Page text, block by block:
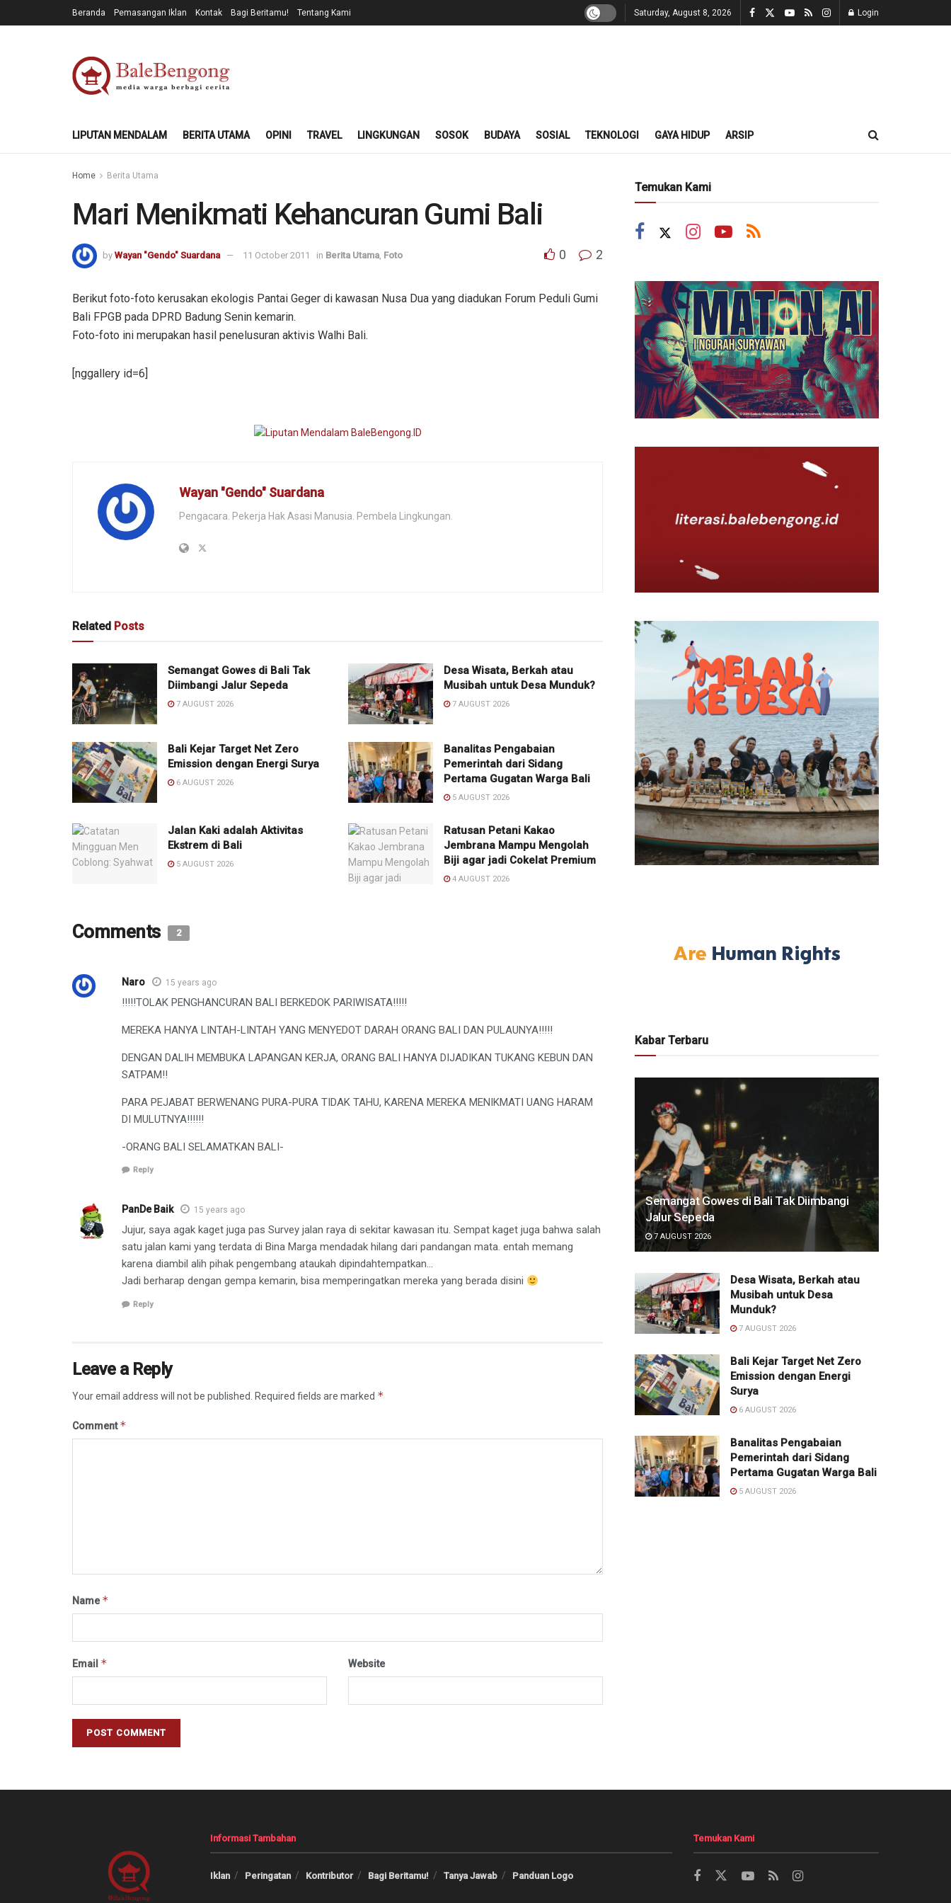
Beranda Pemasangan Iklan Kontak Bagi Beritamu! Tentang Kami Saturday, August 8, 2026 Login
LIPUTAN MENDALAM BERITA UTAMA OPINI TRAVEL LINGKUNGAN SOSOK BUDAYA SOSIAL TEKNOLOGI GAYA HIDUP ARSIP
Home Berita Utama
Mari Menikmati Kehancuran Gumi Bali
by Wayan "Gendo" Suardana 11 October 2011 in Berita Utama Foto 0 2
Berikut foto-foto kerusakan ekologis Pantai Geger di kawasan Nusa Dua yang diadukan Forum Peduli Gumi
Bali FPGB pada DPRD Badung Senin kemarin.
Foto-foto ini merupakan hasil penelusuran aktivis Walhi Bali.
[nggallery id=6]
Wayan "Gendo" Suardana
Pengacara. Pekerja Hak Asasi Manusia. Pembela Lingkungan.
Related Posts
Semangat Gowes di Bali Tak
Diimbangi Jalur Sepeda
7 AUGUST 2026
Desa Wisata, Berkah atau
Musibah untuk Desa Munduk?
7 AUGUST 2026
Bali Kejar Target Net Zero
Emission dengan Energi Surya
6 AUGUST 2026
Banalitas Pengabaian
Pemerintah dari Sidang
Pertama Gugatan Warga Bali
5 AUGUST 2026
Jalan Kaki adalah Aktivitas
Ekstrem di Bali
5 AUGUST 2026
Ratusan Petani Kakao
Jembrana Mampu Mengolah
Biji agar jadi Cokelat Premium
4 AUGUST 2026
Comments 2
Naro 15 years ago
!!!!!TOLAK PENGHANCURAN BALI BERKEDOK PARIWISATA!!!!!
MEREKA HANYA LINTAH-LINTAH YANG MENYEDOT DARAH ORANG BALI DAN PULAUNYA!!!!!
DENGAN DALIH MEMBUKA LAPANGAN KERJA, ORANG BALI HANYA DIJADIKAN TUKANG KEBUN DAN
SATPAM!!
PARA PEJABAT BERWENANG PURA-PURA TIDAK TAHU, KARENA MEREKA MENIKMATI UANG HARAM
DI MULUTNYA!!!!!!
-ORANG BALI SELAMATKAN BALI-
Reply
PanDe Baik 15 years ago
Jujur, saya agak kaget juga pas Survey jalan raya di sekitar kawasan itu. Sempat kaget juga bahwa salah
satu jalan kami yang terdata di Bina Marga mendadak hilang dari pandangan mata. entah memang
karena diambil alih pihak pengembang ataukah dipindahtempatkan…
Jadi berharap dengan gempa kemarin, bisa memperingatkan mereka yang berada disini
Reply
Leave a Reply
Your email address will not be published. Required fields are marked *
Comment*
Name*
Email * Website
Temukan Kami
Kabar Terbaru
Semangat Gowes di Bali Tak Diimbangi
Jalur Sepeda
7 AUGUST 2026
Desa Wisata, Berkah atau
Musibah untuk Desa
Munduk?
7 AUGUST 2026
Bali Kejar Target Net Zero
Emission dengan Energi
Surya
6 AUGUST 2026
Banalitas Pengabaian
Pemerintah dari Sidang
Pertama Gugatan Warga Bali
5 AUGUST 2026
Informasi Tambahan
Iklan Peringatan Kontributor Bagi Beritamu! Tanya Jawab Panduan Logo
Temukan Kami